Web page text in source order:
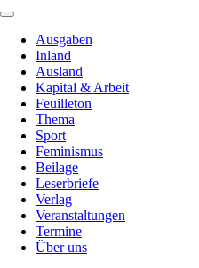
Ausgaben
Inland
Ausland
Kapital & Arbeit
Feuilleton
Thema
Sport
Feminismus
Beilage
Leserbriefe
Verlag
Veranstaltungen
Termine
Über uns